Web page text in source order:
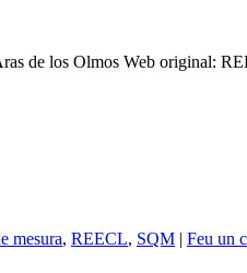
de los Olmos Web original:
mesura, REECL, SQM | Feu un